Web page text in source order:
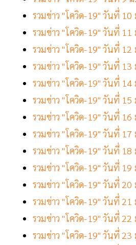
รวมข่าว "โควิด-19" วันที่ 10
รวมข่าว "โควิด-19" วันที่ 11
รวมข่าว "โควิด-19" วันที่ 12
รวมข่าว "โควิด-19" วันที่ 13
รวมข่าว "โควิด-19" วันที่ 14
รวมข่าว "โควิด-19" วันที่ 15
รวมข่าว "โควิด-19" วันที่ 16
รวมข่าว "โควิด-19" วันที่ 17
รวมข่าว "โควิด-19" วันที่ 18
รวมข่าว "โควิด-19" วันที่ 19
รวมข่าว "โควิด-19" วันที่ 20
รวมข่าว "โควิด-19" วันที่ 21
รวมข่าว "โควิด-19" วันที่ 22
รวมข่าว "โควิด-19" วันที่ 23